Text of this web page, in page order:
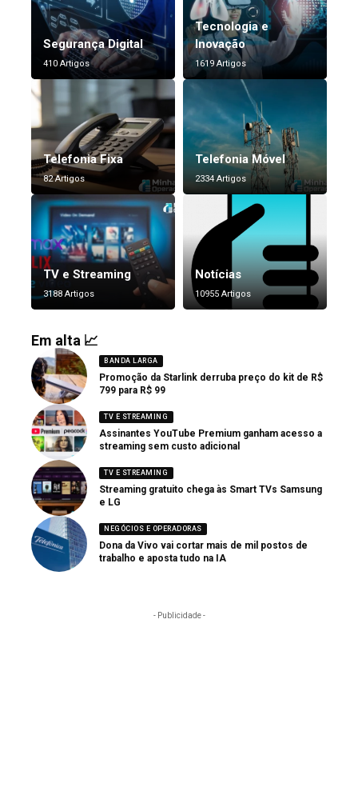
Segurança Digital
410 Artigos
Tecnologia e
Inovação
1619 Artigos
Telefonia Fixa
82 Artigos
Telefonia Móvel
2334 Artigos
TV e Streaming
3188 Artigos
Notícias
10955 Artigos
Em alta 📈
BANDA LARGA
Promoção da Starlink derruba preço do kit de R$
799 para R$ 99
TV E STREAMING
Assinantes YouTube Premium ganham acesso a
streaming sem custo adicional
TV E STREAMING
Streaming gratuito chega às Smart TVs Samsung
e LG
NEGÓCIOS E OPERADORAS
Dona da Vivo vai cortar mais de mil postos de
trabalho e aposta tudo na IA
- Publicidade -